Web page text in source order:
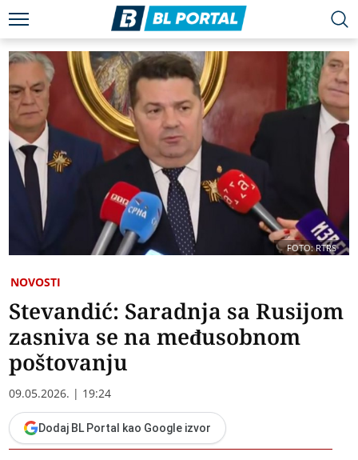
FOTO: RTRS
NOVOSTI
Stevandić: Saradnja sa Rusijom
zasniva se na međusobnom
poštovanju
09.05.2026. | 19:24
Dodaj BL Portal kao Google izvor